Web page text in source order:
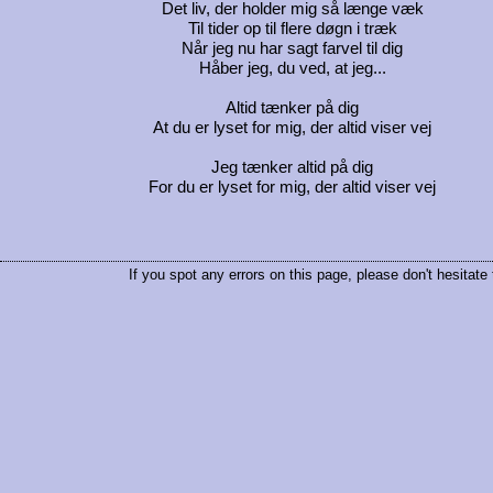
Det liv, der holder mig så længe væk
Til tider op til flere døgn i træk
Når jeg nu har sagt farvel til dig
Håber jeg, du ved, at jeg...
Altid tænker på dig
At du er lyset for mig, der altid viser vej
Jeg tænker altid på dig
For du er lyset for mig, der altid viser vej
If you spot any errors on this page, please don't